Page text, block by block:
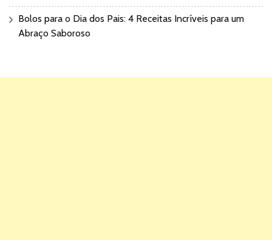
Bolos para o Dia dos Pais: 4 Receitas Incríveis para um
Abraço Saboroso